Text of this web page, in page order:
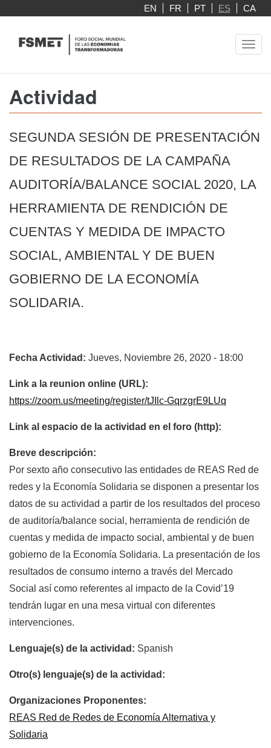
contenido
EN FR PT ES CA
Actividad
SEGUNDA SESIÓN DE PRESENTACIÓN
DE RESULTADOS DE LA CAMPAÑA
AUDITORÍA/BALANCE SOCIAL 2020, LA
HERRAMIENTA DE RENDICIÓN DE
CUENTAS Y MEDIDA DE IMPACTO
SOCIAL, AMBIENTAL Y DE BUEN
GOBIERNO DE LA ECONOMÍA
SOLIDARIA.
Fecha Actividad: Jueves, Noviembre 26, 2020 - 18:00
Link a la reunion online (URL):
https://zoom.us/meeting/register/tJIlc-GqrzgrE9LUq
Link al espacio de la actividad en el foro (http):
Breve descripción:
Por sexto año consecutivo las entidades de REAS Red de
redes y la Economía Solidaria se disponen a presentar los
datos de su actividad a partir de los resultados del proceso
de auditoría/balance social, herramienta de rendición de
cuentas y medida de impacto social, ambiental y de buen
gobierno de la Economía Solidaria. La presentación de los
resultados de consumo interno a través del Mercado
Social así como referentes al impacto de la Covid’19
tendrán lugar en una mesa virtual con diferentes
intervenciones.
Lenguaje(s) de la actividad: Spanish
Otro(s) lenguaje(s) de la actividad:
Organizaciones Proponentes:
REAS Red de Redes de Economía Alternativa y
Solidaria